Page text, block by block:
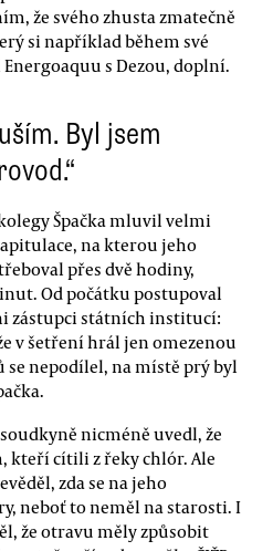
že svého zhusta zmatečně
si například během své
s Dezou, doplní.
Byl jsem
Špačka mluvil velmi
na kterou jeho
přes dvě hodiny,
Od počátku postupoval
zástupci státních institucí:
v šetření hrál jen omezenou
nepodílel, na místě prý byl
nicméně uvedl, že
kteří cítili z řeky chlór. Ale
zda se na jeho
neboť to neměl na starosti. I
že otravu měly způsobit